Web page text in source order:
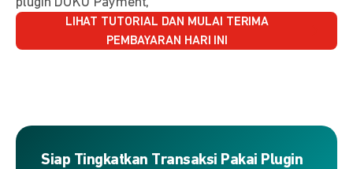
LIHAT TUTORIAL DAN MULAI TERIMA
PEMBAYARAN HARI INI
Siap Tingkatkan Transaksi Pakai Plugin